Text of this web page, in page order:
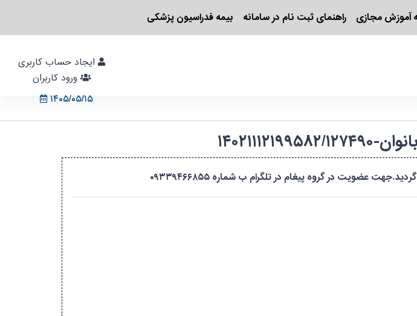
آموزش مجازی راهنمای ثبت نام در سامانه بیمه فدراسیون پزشکی
۱۴۰۵/۰۵/۱۵
عضویت در گروه پیغام در تلگرام ب شماره ۰۹۳۳۹۴۶۶۸۵۵